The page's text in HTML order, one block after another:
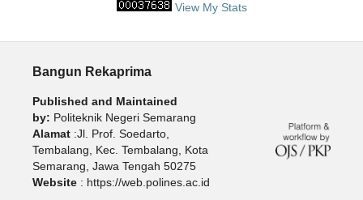
View My Stats
Bangun Rekaprima
Published and Maintained
by: Politeknik Negeri Semarang
Alamat:Jl. Prof. Soedarto,
Tembalang, Kec. Tembalang, Kota
Semarang, Jawa Tengah 50275
Website: https://web.polines.ac.id